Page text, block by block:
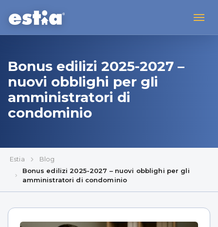
Bonus edilizi 2025-2027 –
nuovi obblighi per gli
amministratori di
condominio
Estia
Blog
Bonus edilizi 2025-2027 – nuovi obblighi per gli
amministratori di condominio